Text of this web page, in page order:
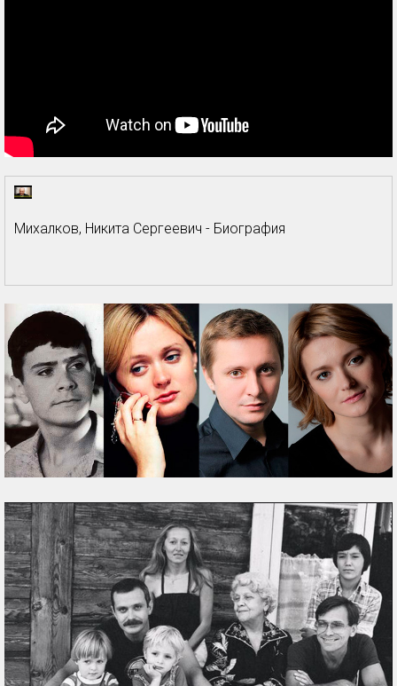
Михалков, Никита Сергеевич - Биография